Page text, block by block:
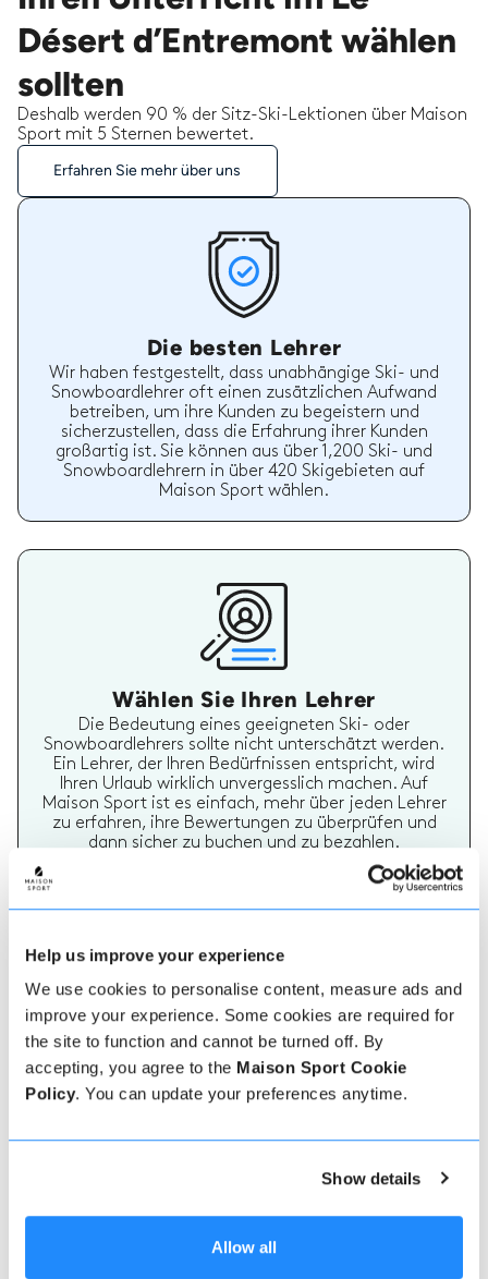
Help us improve your experience
We use cookies to personalise content, measure ads and
improve your experience. Some cookies are required for
the site to function and cannot be turned off. By
accepting, you agree to the Maison Sport Cookie
Policy. You can update your preferences anytime.
Show details
Allow all
Désert d’Entremont wählen
sollten
Deshalb werden 90 % der Sitz-Ski-Lektionen über Maison
Sport mit 5 Sternen bewertet.
Erfahren Sie mehr über uns
Die besten Lehrer
Wir haben festgestellt, dass unabhängige Ski- und
Snowboardlehrer oft einen zusätzlichen Aufwand
betreiben, um ihre Kunden zu begeistern und
sicherzustellen, dass die Erfahrung ihrer Kunden
großartig ist. Sie können aus über 1,200 Ski- und
Snowboardlehrern in über 420 Skigebieten auf
Maison Sport wählen.
Wählen Sie Ihren Lehrer
Die Bedeutung eines geeigneten Ski- oder
Snowboardlehrers sollte nicht unterschätzt werden.
Ein Lehrer, der Ihren Bedürfnissen entspricht, wird
Ihren Urlaub wirklich unvergesslich machen. Auf
Maison Sport ist es einfach, mehr über jeden Lehrer
zu erfahren, ihre Bewertungen zu überprüfen und
dann sicher zu buchen und zu bezahlen.
Echte Lehrer Bewertungen
70% aller Ski- und Snowboardstunden auf Maison
Sport werden bewertet. Verifizierte Bewertungen
Informationen bei der Auswahl eines Lehrers. Sie
hochwertigen Service bietet und welche Arten von